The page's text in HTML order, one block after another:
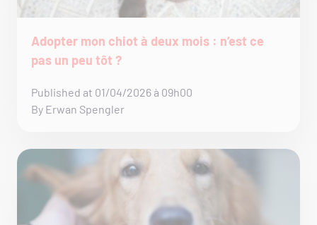
Adopter mon chiot à deux mois : n’est ce
pas un peu tôt ?
Published at 01/04/2026 à 09h00
By Erwan Spengler